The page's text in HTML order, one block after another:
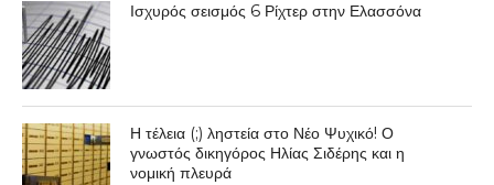
Ισχυρός σεισμός 6 Ρίχτερ στην Ελασσόνα
Η τέλεια (;) ληστεία στο Νέο Ψυχικό! Ο
γνωστός δικηγόρος Ηλίας Σιδέρης και η
νομική πλευρά